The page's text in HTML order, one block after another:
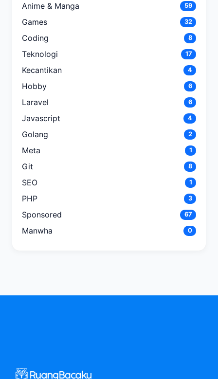
Anime & Manga 59
Games 32
Coding 8
Teknologi 17
Kecantikan 4
Hobby 6
Laravel 6
Javascript 4
Golang 2
Meta 1
Git 8
SEO 1
PHP 3
Sponsored 67
Manwha 0